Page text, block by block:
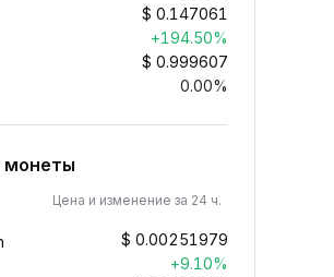
$ 0.147061
+194.50%
$ 0.999607
0.00%
монеты
Цена и изменение за 24 ч.
$ 0.00251979
+9.10%